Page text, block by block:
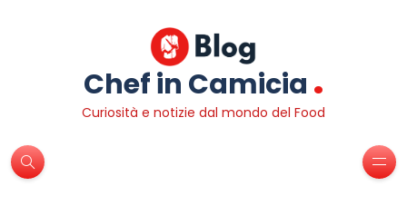
Chef in Camicia .
Curiosità e notizie dal mondo del Food